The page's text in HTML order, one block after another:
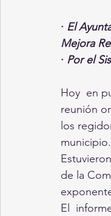
· El
Mejora
· Por el
Hoy  en
reunión
los
municipio.
de la
El